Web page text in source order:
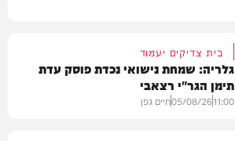
בית צדיקים יעמוד
גלריה: שמחת נישואי נכדת פוסק עדת
תימן הגר"י רצאבי
11:00
05/08/26חיים גפן